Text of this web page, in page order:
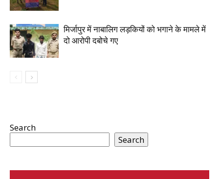
मिर्जापुर में नाबालिग लड़कियों को भगाने के मामले में
दो आरोपी दबोचे गए
Search
Search